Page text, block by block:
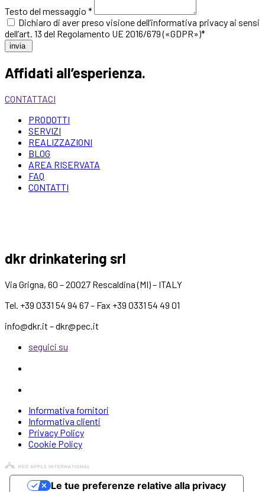
Testo del messaggio *
Dichiaro di aver preso visionedell’informativa privacyai sensi
dell’art. 13 del Regolamento UE 2016/679 («GDPR»)*
invia
Affidati all’esperienza.
CONTATTACI
PRODOTTI
SERVIZI
REALIZZAZIONI
BLOG
AREA RISERVATA
FAQ
CONTATTI
dkr drinkatering srl
Via Grigna, 60 – 20027 Rescaldina (MI) – ITALY
Tel. +39 0331 54 94 67 – Fax +39 0331 54 49 01
info@dkr.it – dkr@pec.it
seguici su
Informativa fornitori
Informativa clienti
Privacy Policy
Cookie Policy
Le tue preferenze relative alla privacy